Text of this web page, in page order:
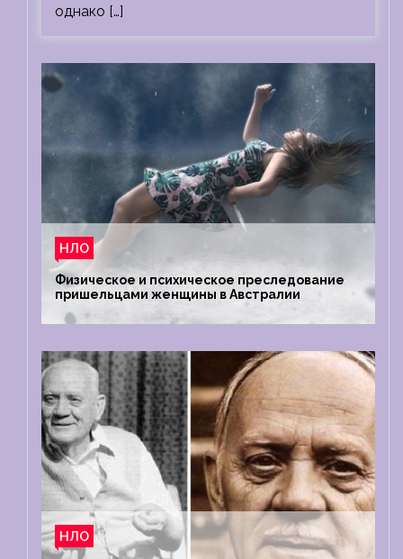
однако […]
НЛО
Физическое и психическое преследование
пришельцами женщины в Австралии
НЛО